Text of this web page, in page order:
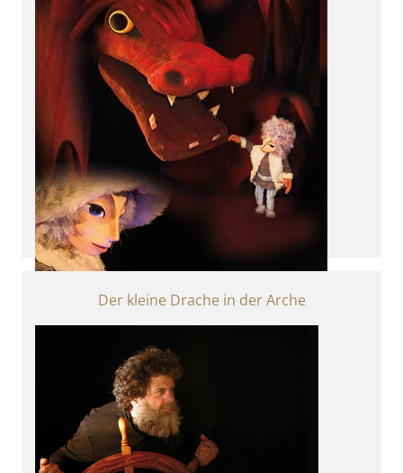
für Abenteurer ab 4
Der kleine Drache in der Arche